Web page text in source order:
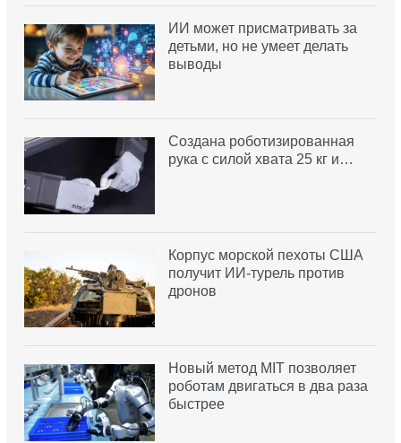
ИИ может присматривать за
детьми, но не умеет делать
выводы
Создана роботизированная
рука с силой хвата 25 кг и…
Корпус морской пехоты США
получит ИИ-турель против
дронов
Новый метод MIT позволяет
роботам двигаться в два раза
быстрее